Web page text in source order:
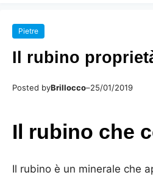
Pietre
Il rubino
Posted byBrillocco–25/01/2019
Il rubino che
Il rubino è un minerale che